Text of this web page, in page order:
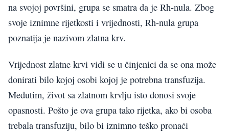
na svojoj površini, grupa se smatra da je Rh-nula. Zbog
svoje iznimne rijetkosti i vrijednosti, Rh-nula grupa
poznatija je nazivom zlatna krv.
Vrijednost zlatne krvi vidi se u činjenici da se ona može
donirati bilo kojoj osobi kojoj je potrebna transfuzija.
Međutim, život sa zlatnom krvlju isto donosi svoje
opasnosti. Pošto je ova grupa tako rijetka, ako bi osoba
trebala transfuziju, bilo bi iznimno teško pronaći